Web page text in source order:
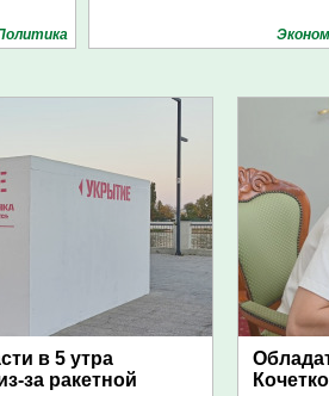
в 5 утра
за ракетной